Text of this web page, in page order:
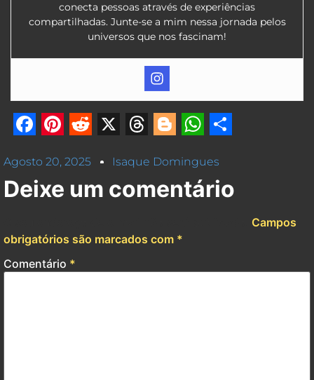
conecta pessoas através de experiências
compartilhadas. Junte-se a mim nessa jornada pelos
universos que nos fascinam!
Agosto 20, 2025 Isaque Domingues
Deixe um comentário
Campos
obrigatórios são marcados com *
Comentário *